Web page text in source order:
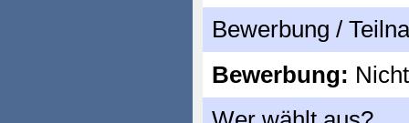
Bewerbung /
Bewerbung: